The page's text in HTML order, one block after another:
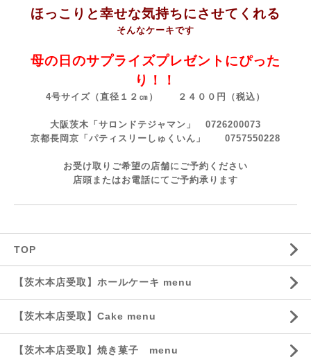
ほっこりと幸せな気持ちにさせてくれる
そんなケーキです
母の日のサプライズプレゼントにぴった
り！！
4号サイズ（直径１２㎝） ２４００円（税込）
大阪茨木「サロンドテジャマン」 0726200073
京都長岡京「パティスリーしゅくいん」 0757550228
お受け取りご希望の店舗にご予約ください
店頭またはお電話にてご予約承ります
TOP
【茨木本店受取】ホールケーキ menu
【茨木本店受取】Cake menu
【茨木本店受取】焼き菓子 menu